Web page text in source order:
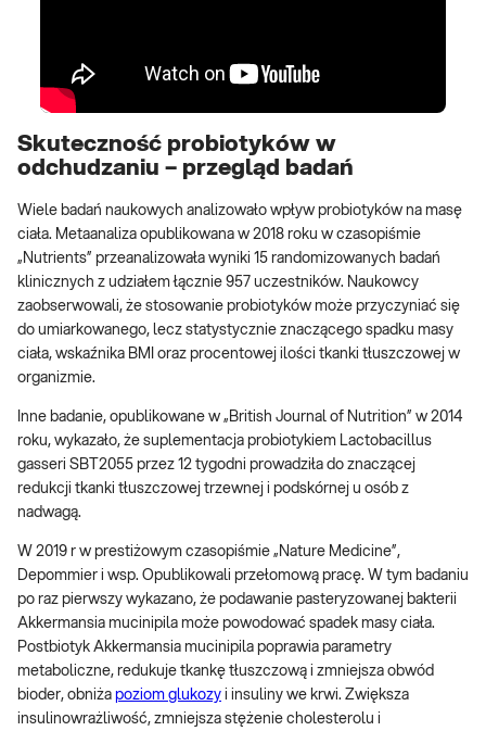
Skuteczność probiotyków w
odchudzaniu – przegląd badań
Wiele badań naukowych analizowało wpływ probiotyków na masę
ciała. Metaanaliza opublikowana w 2018 roku w czasopiśmie
„Nutrients” przeanalizowała wyniki 15 randomizowanych badań
klinicznych z udziałem łącznie 957 uczestników. Naukowcy
zaobserwowali, że stosowanie probiotyków może przyczyniać się
do umiarkowanego, lecz statystycznie znaczącego spadku masy
ciała, wskaźnika BMI oraz procentowej ilości tkanki tłuszczowej w
organizmie.
Inne badanie, opublikowane w „British Journal of Nutrition” w 2014
roku, wykazało, że suplementacja probiotykiem Lactobacillus
gasseri SBT2055 przez 12 tygodni prowadziła do znaczącej
redukcji tkanki tłuszczowej trzewnej i podskórnej u osób z
nadwagą.
W 2019 r w prestiżowym czasopiśmie „Nature Medicine”,
Depommier i wsp. Opublikowali przełomową pracę. W tym badaniu
po raz pierwszy wykazano, że podawanie pasteryzowanej bakterii
Akkermansia mucinipila może powodować spadek masy ciała.
Postbiotyk Akkermansia mucinipila poprawia parametry
metaboliczne, redukuje tkankę tłuszczową i zmniejsza obwód
bioder, obniża poziom glukozy i insuliny we krwi. Zwiększa
insulinowrażliwość, zmniejsza stężenie cholesterolu i